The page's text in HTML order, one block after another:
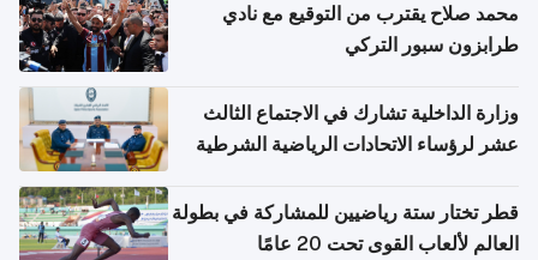
محمد صلاح يقترب من التوقيع مع نادي
طرابزون سبور التركي
وزارة الداخلية تشارك في الاجتماع الثالث
عشر لرؤساء الاتحادات الرياضية الشرطية
قطر تختار ستة رياضيين للمشاركة في بطولة
العالم لألعاب القوى تحت 20 عامًا